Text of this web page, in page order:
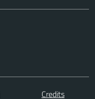
Credits